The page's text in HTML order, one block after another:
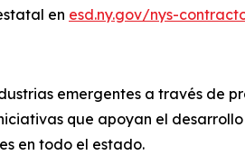
en esd.ny.gov/nys-
emergentes a través de
que apoyan el
en todo el estado.